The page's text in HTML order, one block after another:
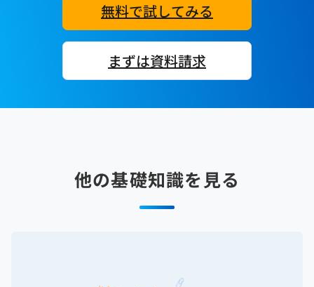
無料で試してみる
まずは資料請求
他の基礎知識を見る